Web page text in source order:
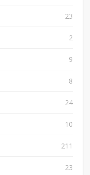
23
2
9
8
24
10
211
23